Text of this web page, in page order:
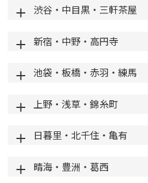
渋谷・中目黒・三軒茶屋
新宿・中野・高円寺
池袋・板橋・赤羽・練馬
上野・浅草・錦糸町
日暮里・北千住・亀有
晴海・豊洲・葛西